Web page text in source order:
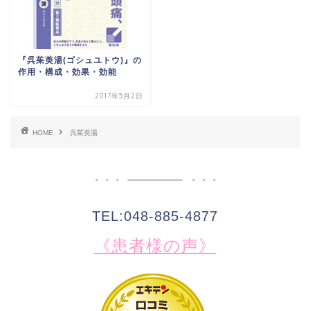
『呉茱萸湯(ゴシュユトウ)』の
作用・構成・効果・効能
2017年5月2日
HOME 呉茱萸湯
TEL:048-885-4877
《患者様の声》